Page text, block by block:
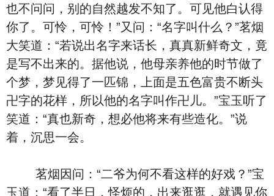
也不问问，别的自然越发不知了。可见他白认得
你了。可怜，可怜！”又问：“名字叫什么？”茗烟
大笑道：“若说出名字来话长，真真新鲜奇文，竟
是写不出来的。据他说，他母亲养他的时节做了
个梦，梦见得了一匹锦，上面是五色富贵不断头
卍字的花样，所以他的名字叫作卍儿。”宝玉听了
笑道：“真也新奇，想必他将来有些造化。”说
着，沉思一会。
茗烟因问：“二爷为何不看这样的好戏？”宝
玉道：“看了半日，怪烦的，出来逛逛，就遇见你